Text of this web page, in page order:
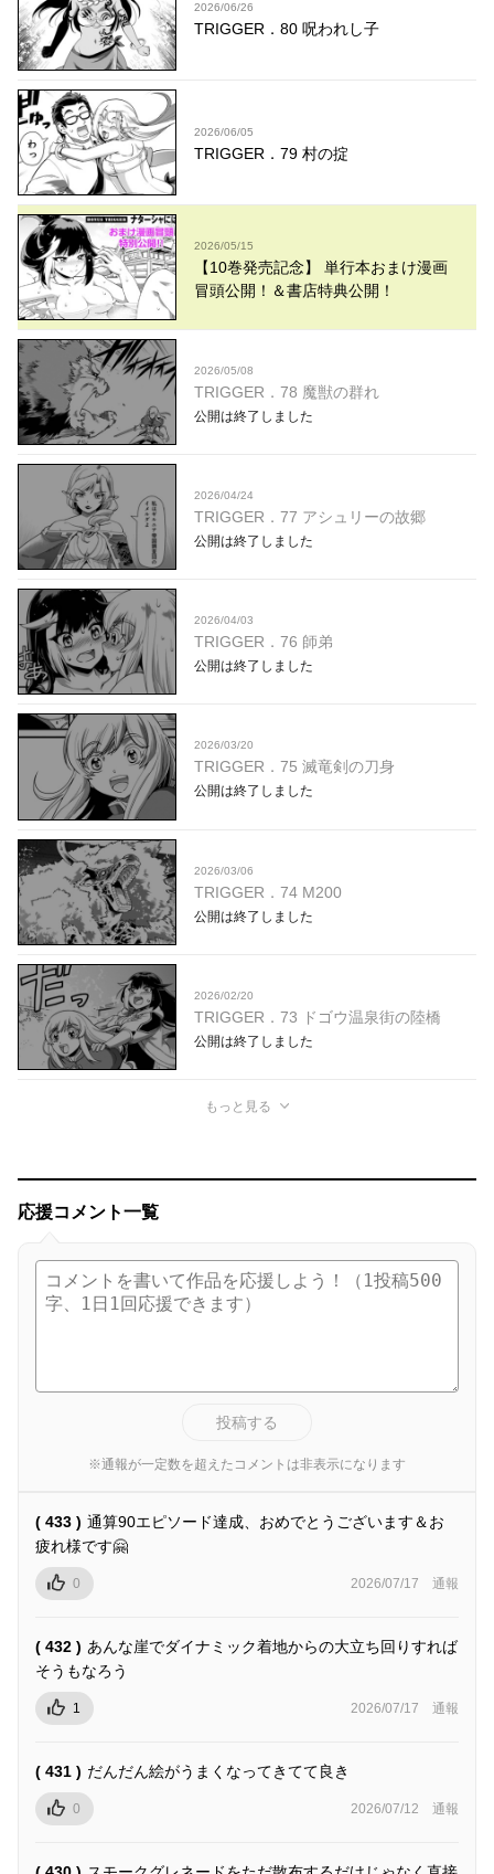
2026/06/26
TRIGGER．80 呪われし子
2026/06/05
TRIGGER．79 村の掟
2026/05/15
【10巻発売記念】 単行本おまけ漫画
冒頭公開！＆書店特典公開！
2026/05/08
TRIGGER．78 魔獣の群れ
公開は終了しました
2026/04/24
TRIGGER．77 アシュリーの故郷
公開は終了しました
2026/04/03
TRIGGER．76 師弟
公開は終了しました
2026/03/20
TRIGGER．75 滅竜剣の刀身
公開は終了しました
2026/03/06
TRIGGER．74 M200
公開は終了しました
2026/02/20
TRIGGER．73 ドゴウ温泉街の陸橋
公開は終了しました
もっと見る
応援コメント一覧
投稿する
※通報が一定数を超えたコメントは非表示になります
( 433 ) 通算90エピソード達成、おめでとうございます＆お
疲れ様です🤗
0 2026/07/17 通報
( 432 ) あんな崖でダイナミック着地からの大立ち回りすれば
そうもなろう
1 2026/07/17 通報
( 431 ) だんだん絵がうまくなってきてて良き
0 2026/07/12 通報